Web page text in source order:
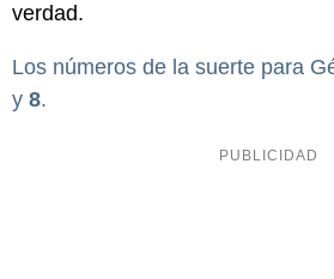
verdad.
Los números de la suerte para
y 8.